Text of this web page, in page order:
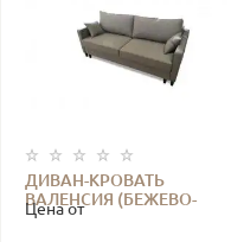
ДИВАН-КРОВАТЬ
ВАЛЕНСИЯ (БЕЖЕВО-
СЕРЫЙ)
Цена от